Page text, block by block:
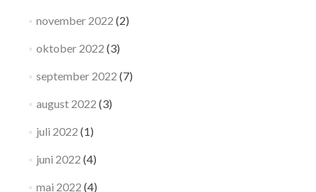
november 2022 (2)
oktober 2022 (3)
september 2022 (7)
august 2022 (3)
juli 2022 (1)
juni 2022 (4)
mai 2022 (4)